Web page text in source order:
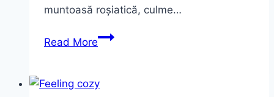
muntoasă roșiatică, culme…
Read MorePlaja
și